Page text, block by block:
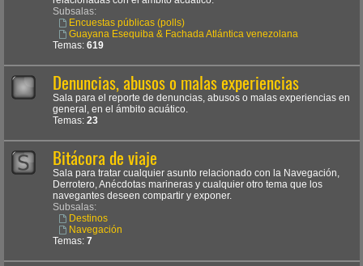
Subsalas:
Encuestas públicas (polls)
Guayana Esequiba & Fachada Atlántica venezolana
Temas: 619
Denuncias, abusos o malas experiencias
Sala para el reporte de denuncias, abusos o malas experiencias en
general, en el ámbito acuático.
Temas: 23
Bitácora de viaje
Sala para tratar cualquier asunto relacionado con la Navegación,
Derrotero, Anécdotas marineras y cualquier otro tema que los
navegantes deseen compartir y exponer.
Subsalas:
Destinos
Navegación
Temas: 7